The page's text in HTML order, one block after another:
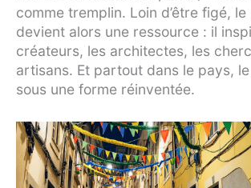
comme tremplin. Loin d’être figé,
devient alors une ressource : il
créateurs, les architectes, les
artisans. Et partout dans le pays,
sous une forme réinventée.